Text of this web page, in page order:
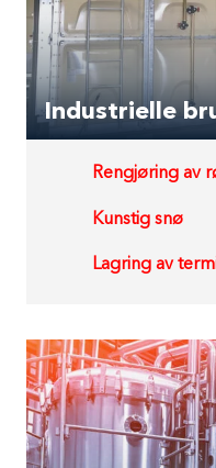
Industrielle
Rengjøring av
Kunstig snø
Lagring av